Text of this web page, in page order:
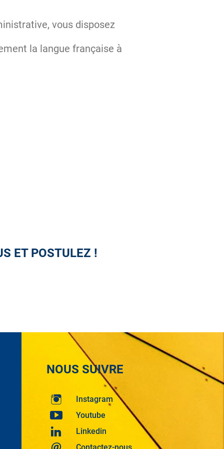
vous disposez
la langue française à
ET POSTULEZ !
NOUS SUIVRE
Instagram
Youtube
Linkedin
Contactez-nous